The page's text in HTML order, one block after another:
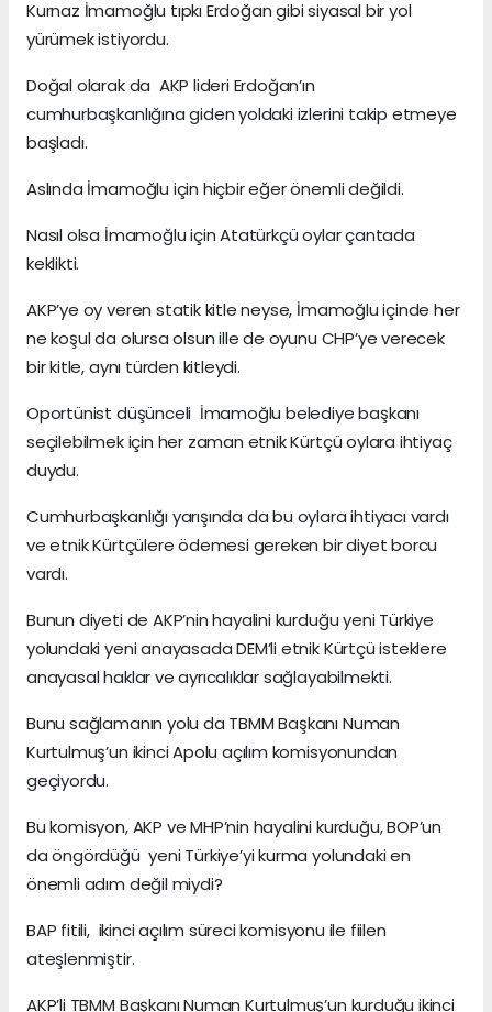
Kurnaz İmamoğlu tıpkı Erdoğan gibi siyasal bir yol
yürümek istiyordu.
Doğal olarak da AKP lideri Erdoğan’ın
cumhurbaşkanlığına giden yoldaki izlerini takip etmeye
başladı.
Aslında İmamoğlu için hiçbir eğer önemli değildi.
Nasıl olsa İmamoğlu için Atatürkçü oylar çantada
keklikti.
AKP’ye oy veren statik kitle neyse, İmamoğlu içinde her
ne koşul da olursa olsun ille de oyunu CHP’ye verecek
bir kitle, aynı türden kitleydi.
Oportünist düşünceli İmamoğlu belediye başkanı
seçilebilmek için her zaman etnik Kürtçü oylara ihtiyaç
duydu.
Cumhurbaşkanlığı yarışında da bu oylara ihtiyacı vardı
ve etnik Kürtçülere ödemesi gereken bir diyet borcu
vardı.
Bunun diyeti de AKP’nin hayalini kurduğu yeni Türkiye
yolundaki yeni anayasada DEM’li etnik Kürtçü isteklere
anayasal haklar ve ayrıcalıklar sağlayabilmekti.
Bunu sağlamanın yolu da TBMM Başkanı Numan
Kurtulmuş’un ikinci Apolu açılım komisyonundan
geçiyordu.
Bu komisyon, AKP ve MHP’nin hayalini kurduğu, BOP’un
da öngördüğü yeni Türkiye’yi kurma yolundaki en
önemli adım değil miydi?
BAP fitili, ikinci açılım süreci komisyonu ile fiilen
ateşlenmiştir.
AKP’li TBMM Başkanı Numan Kurtulmuş’un kurduğu ikinci